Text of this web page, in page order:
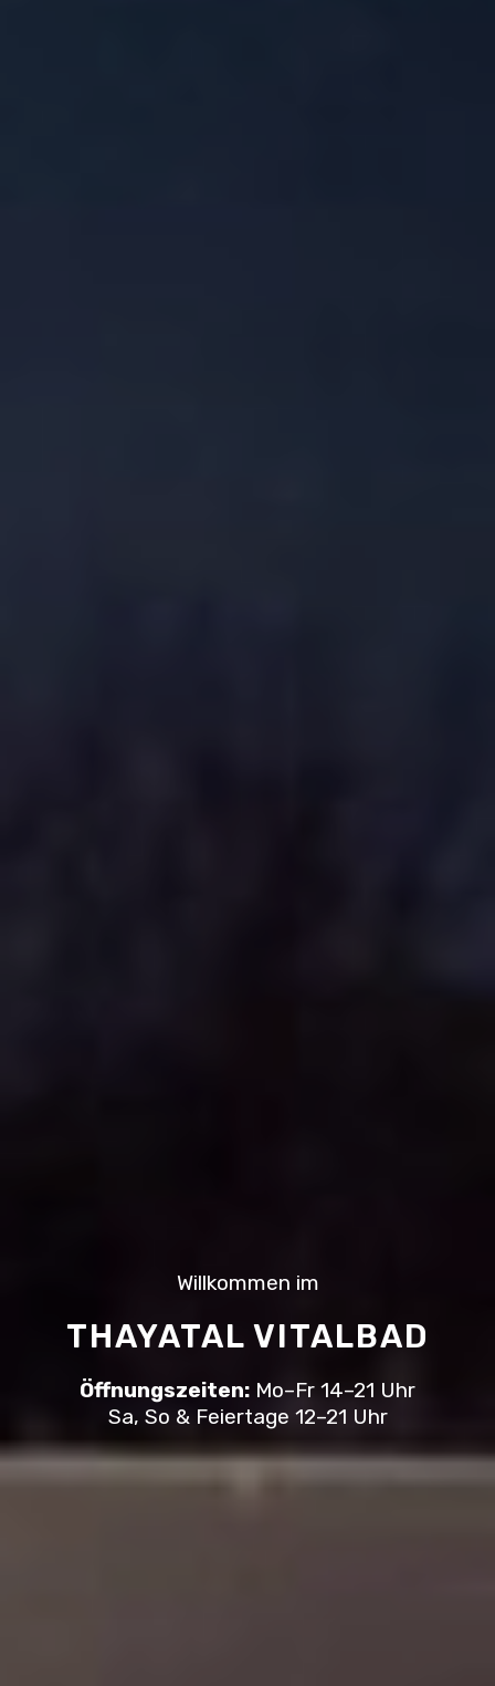
Willkommen im
THAYATAL VITALBAD
Öffnungszeiten: Mo–Fr 14–21 Uhr
Sa, So & Feiertage 12–21 Uhr